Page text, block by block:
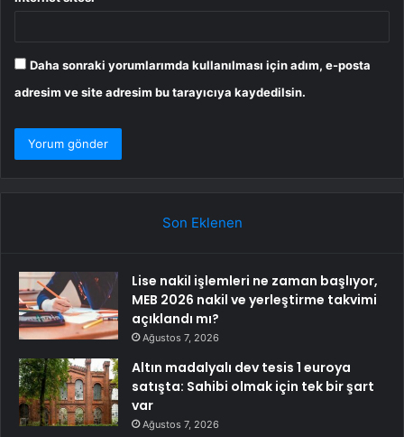
Daha sonraki yorumlarımda kullanılması için adım, e-posta
adresim ve site adresim bu tarayıcıya kaydedilsin.
Son Eklenen
Lise nakil işlemleri ne zaman başlıyor,
MEB 2026 nakil ve yerleştirme takvimi
açıklandı mı?
Ağustos 7, 2026
Altın madalyalı dev tesis 1 euroya
satışta: Sahibi olmak için tek bir şart
var
Ağustos 7, 2026